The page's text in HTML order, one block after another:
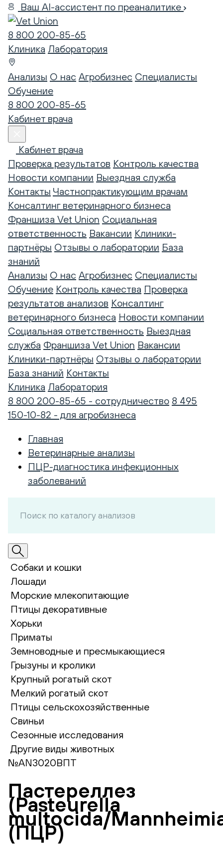
Ваш AI-ассистент по преаналитике
8 800 200-85-65
Клиника Лаборатория
Анализы О нас Агробизнес Специалисты
Обучение
8 800 200-85-65
Кабинет врача
Кабинет врача
Проверка результатов Контроль качества
Новости компании Выездная служба
Контакты Частнопрактикующим врачам
Консалтинг ветеринарного бизнеса
Франшиза Vet Union Социальная
ответственность Вакансии Клиники-
партнёры Отзывы о лаборатории База
знаний
Анализы О нас Агробизнес Специалисты
Обучение Контроль качества Проверка
результатов анализов Консалтинг
ветеринарного бизнеса Новости компании
Социальная ответственность Выездная
служба Франшиза Vet Union Вакансии
Клиники-партнёры Отзывы о лаборатории
База знаний Контакты
Клиника Лаборатория
8 800 200-85-65 - сотрудничество 8 495
150-10-82 - для агробизнеса
Главная
Ветеринарные анализы
ПЦР-диагностика инфекционных
заболеваний
Собаки и кошки
Лошади
Морские млекопитающие
Птицы декоративные
Хорьки
Приматы
Земноводные и пресмыкающиеся
Грызуны и кролики
Крупный рогатый скот
Мелкий рогатый скот
Птицы сельскохозяйственные
Свиньи
Сезонные исследования
Другие виды животных
№AN3020ВПТ
Пастереллез
(Pasteurella
multocida/
(ПЦР)